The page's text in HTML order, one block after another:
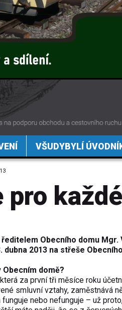
VŠUDYBYLÍ
pro
Obecního domu Mgr.
2013 na střeše
domě?
za první tři měsíce roku
smluvní vztahy, zaměstnává
nebo nefunguje – už